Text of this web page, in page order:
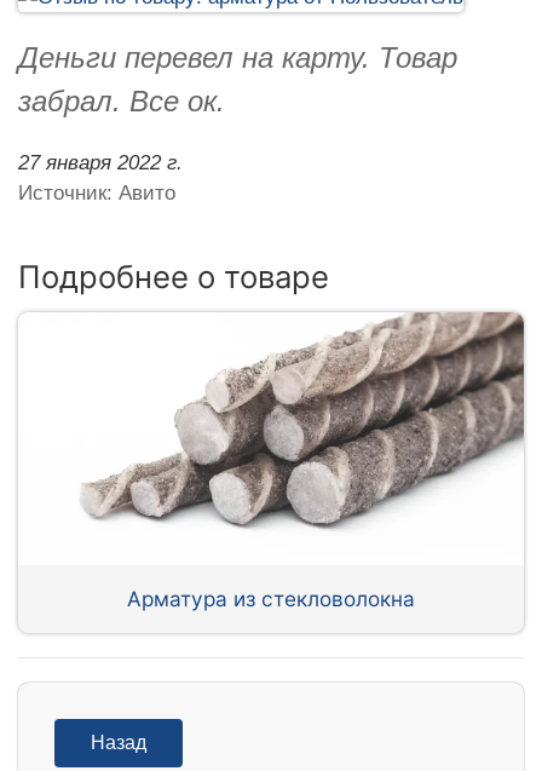
Деньги перевел на карту. Товар
забрал. Все ок.
27 января 2022 г.
Источник: Авито
Подробнее о товаре
Арматура из стекловолокна
Назад